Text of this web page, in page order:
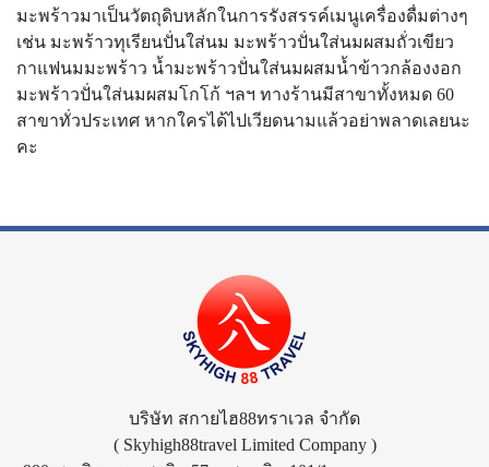
มะพร้าวมาเป็นวัตถุดิบหลักในการรังสรรค์เมนูเครื่องดื่มต่างๆ
เช่น มะพร้าวทุเรียนปั่นใส่นม มะพร้าวปั่นใส่นมผสมถั่วเขียว
กาแฟนมมะพร้าว น้ำมะพร้าวปั่นใส่นมผสมน้ำข้าวกล้องงอก
มะพร้าวปั่นใส่นมผสมโกโก้ ฯลฯ ทางร้านมีสาขาทั้งหมด 60
สาขาทั่วประเทศ หากใครได้ไปเวียดนามแล้วอย่าพลาดเลยนะ
คะ
บริษัท สกายไฮ88ทราเวล จำกัด
( Skyhigh88travel Limited Company )